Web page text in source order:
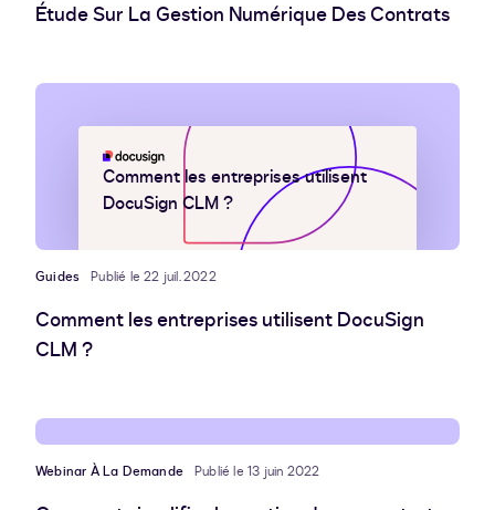
Étude Sur La Gestion Numérique Des Contrats
Comment les entreprises utilisent
DocuSign CLM ?
Guides Publié le 22 juil. 2022
Comment les entreprises utilisent DocuSign
CLM ?
Webinar À La Demande Publié le 13 juin 2022